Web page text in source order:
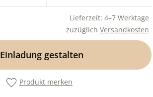
Lieferzeit: 4–7 Werktage
zuzüglich Versandkosten
Einladung gestalten
Produkt merken